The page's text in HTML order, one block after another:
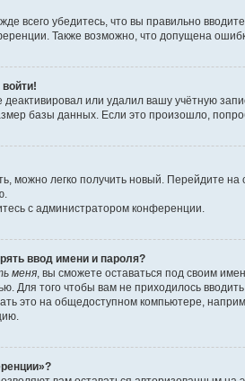
всего убедитесь, что вы правильно
Также возможно, что допущена
или удалил вашу учётную
базы данных. Если это произошло,
можно легко получить новый. Перейдите
с администратором конференции.
ввод имени и пароля?
меня, вы сможете оставаться под своим
Для того чтобы вам не приходилось
это на общедоступном компьютере,